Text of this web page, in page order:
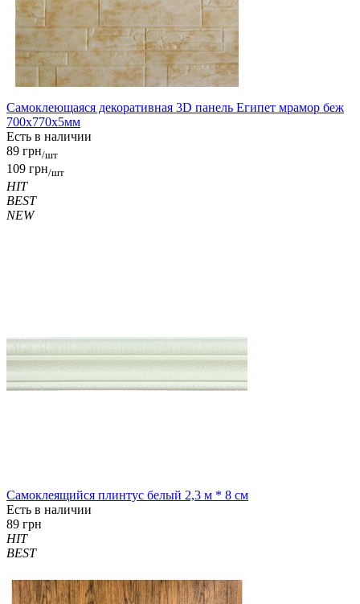
Самоклеющаяся декоративная 3D панель Египет мрамор беж
700x770x5мм
Есть в наличии
89 грн/шт
109 грн/шт
HIT
BEST
NEW
Самоклеящийся плинтус белый 2,3 м * 8 см
Есть в наличии
89 грн
HIT
BEST